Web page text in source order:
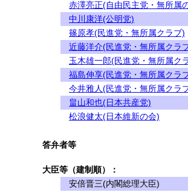
赤澤亮正(自由民主党・無所属
中川康洋(公明党)
篠原孝(民進党・無所属クラブ)
近藤洋介(民進党・無所属クラ
玉木雄一郎(民進党・無所属ク
福島伸享(民進党・無所属クラ
今井雅人(民進党・無所属クラ
畠山和也(日本共産党)
松浪健太(日本維新の会)
答弁者等
大臣等（建制順）：
安倍晋三(内閣総理大臣)